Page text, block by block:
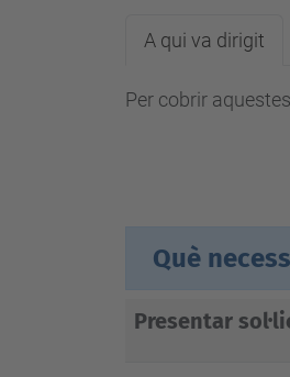
A qui va dirigit
Per cobrir
Què
Presentar